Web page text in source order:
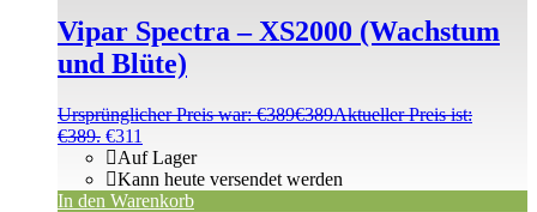
Vipar Spectra – XS2000 (Wachstum
und Blüte)
Ursprünglicher Preis war: €389€389Aktueller Preis ist:
€389. €311
Auf Lager
Kann heute versendet werden
In den Warenkorb